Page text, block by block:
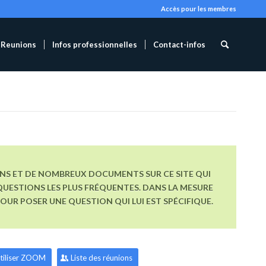
Accès pour les membres
Reunions Infos professionnelles Contact-infos
ET DE NOMBREUX DOCUMENTS SUR CE SITE QUI
LES PLUS FRÉQUENTES. DANS LA MESURE
POSER UNE QUESTION QUI LUI EST SPÉCIFIQUE.
ZOOM Liste des réunions